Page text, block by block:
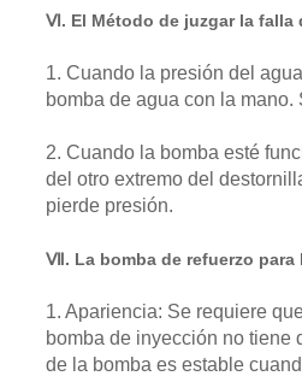
Ⅵ. El Método de juzgar la falla
1. Cuando la presión del
bomba de agua con la
2. Cuando la bomba esté
del otro extremo del
pierde presión.
Ⅶ. La bomba de refuerzo
1. Apariencia: Se requiere
bomba de inyección no tiene
de la bomba es estable